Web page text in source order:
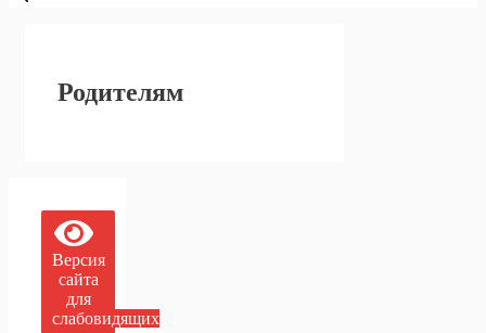
Родителям
Версия
сайта
для
слабовидящих